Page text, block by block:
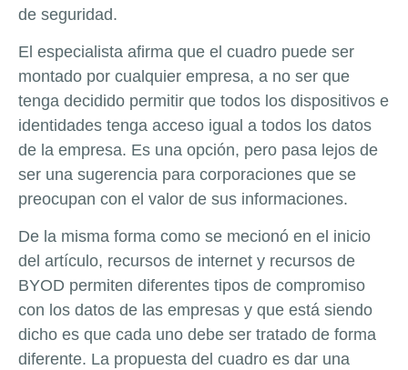
de seguridad.
El especialista afirma que el cuadro puede ser
montado por cualquier empresa, a no ser que
tenga decidido permitir que todos los dispositivos e
identidades tenga acceso igual a todos los datos
de la empresa. Es una opción, pero pasa lejos de
ser una sugerencia para corporaciones que se
preocupan con el valor de sus informaciones.
De la misma forma como se mecionó en el inicio
del artículo, recursos de internet y recursos de
BYOD permiten diferentes tipos de compromiso
con los datos de las empresas y que está siendo
dicho es que cada uno debe ser tratado de forma
diferente. La propuesta del cuadro es dar una